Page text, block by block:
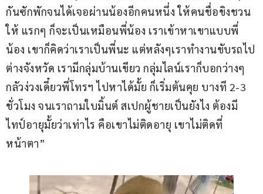
กันซักพักจนได้เจอผ่านน้องอีกคนหนึ่ง ให้คนชื่อขิงชวน
ให้ แรกๆ ก็จะเป็นเหมือนพี่น้อง เราเข้าหาเขาแบบพี่
น้อง เขาก็คิดว่าเราเป็นพี่นะ แต่หลังๆเราทำงานขับรถไป
ต่างจังหวัด เรามีกลุ่มบ้านเขียว กลุ่มไลน์เราก็บอกว่างๆ
กลัวง่วงเดี๋ยวพี่โทรฯ ไปหาได้มั้ย ก็เริ่มต้นคุย บางที 2-3
ชั่วโมง จนเราถามใบมิ้นต์ สเปกผู้ชายเป็นยังไง ต้องมี
ไทป์อายุมั้ยว่าเท่าไร คือเขาไม่ติดอายุ เขาไม่ติดที่
หน้าตา”